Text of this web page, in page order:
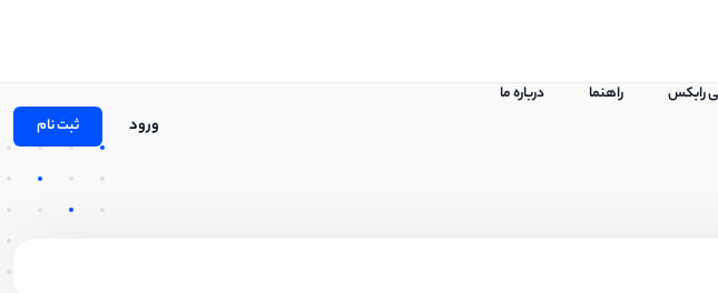
رابکس راهنما درباره ما
ورود ثبت نام